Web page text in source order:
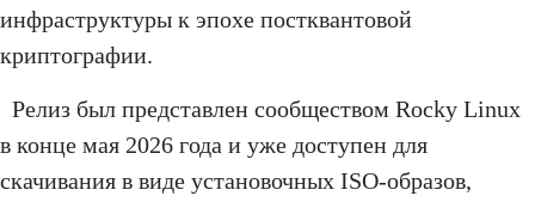
инфраструктуры к эпохе постквантовой
криптографии.
Релиз был представлен сообществом Rocky Linux
в конце мая 2026 года и уже доступен для
скачивания в виде установочных ISO-образов,